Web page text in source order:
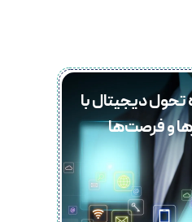
تحول دیجیتال با
و فرصت‌ها